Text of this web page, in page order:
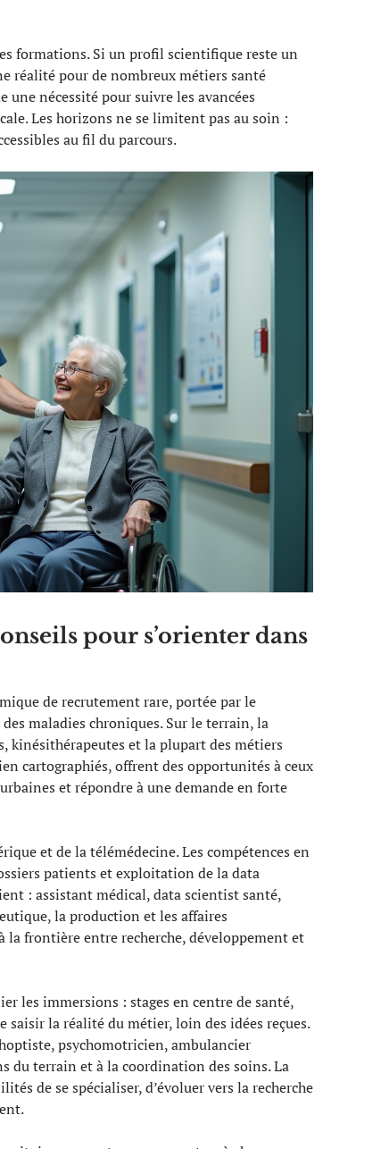
formations. Si un profil scientifique reste un
réalité pour de nombreux métiers santé
nécessité pour suivre les avancées
Les horizons ne se limitent pas au soin :
au fil du parcours.
pour s’orienter dans
de recrutement rare, portée par le
maladies chroniques. Sur le terrain, la
et la plupart des métiers
cartographiés, offrent des opportunités à ceux
et répondre à une demande en forte
et de la télémédecine. Les compétences en
patients et exploitation de la data
: assistant médical, data scientist santé,
la production et les affaires
frontière entre recherche, développement et
les immersions : stages en centre de santé,
la réalité du métier, loin des idées reçues.
psychomotricien, ambulancier
du terrain et à la coordination des soins. La
de se spécialiser, d’évoluer vers la recherche